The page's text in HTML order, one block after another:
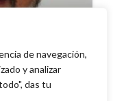
de navegación,
y analizar
das tu
o está